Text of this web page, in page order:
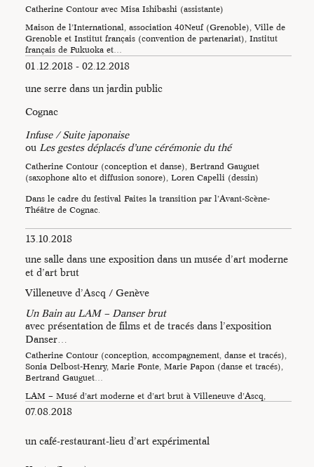
Catherine Contour avec Misa Ishibashi (assistante)
Maison de l’International, association 40Neuf (Grenoble), Ville de
Grenoble et Institut français (convention de partenariat), Institut
français de Fukuoka et…
01.12.2018 - 02.12.2018
une serre dans un jardin public
Cognac
Infuse / Suite japonaise
ou Les gestes déplacés d’une cérémonie du thé
Catherine Contour (conception et danse), Bertrand Gauguet
(saxophone alto et diffusion sonore), Loren Capelli (dessin)
Dans le cadre du festival Faites la transition par l’Avant-Scène-
Théâtre de Cognac.
13.10.2018
une salle dans une exposition dans un musée d’art moderne
et d’art brut
Villeneuve d’Ascq / Genève
Un Bain au LAM – Danser brut
avec présentation de films et de tracés dans l’exposition
Danser…
Catherine Contour (conception, accompagnement, danse et tracés),
Sonia Delbost-Henry, Marie Fonte, Marie Papon (danse et tracés),
Bertrand Gauguet…
LAM – Musé d’art moderne et d’art brut à Villeneuve d’Ascq,
association 40Neuf avec le soutien de la DRAC Auvergne-Rhône-
Alpes.…
07.08.2018
un café-restaurant-lieu d’art expérimental